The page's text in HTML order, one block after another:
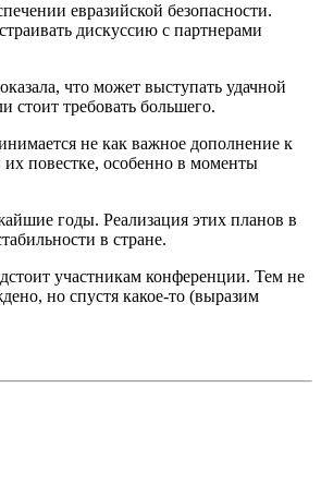
евразийской безопасности.
дискуссию с партнерами
что может выступать удачной
стоит требовать большего.
не как важное дополнение к
повестке, особенно в моменты
годы. Реализация этих планов в
в стране.
участникам конференции. Тем не
но спустя какое-то (выразим